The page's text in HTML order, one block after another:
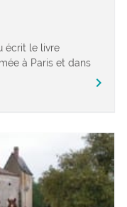
écrit le livre
à Paris et dans
chevron_right